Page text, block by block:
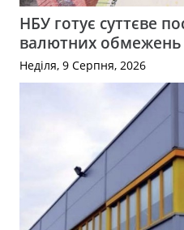
НБУ готує суттєве
валютних обмежень
Неділя, 9 Серпня, 2026